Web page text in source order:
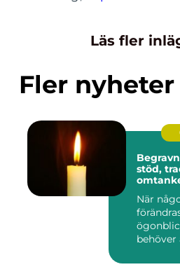
Läs fler
Fler nyheter
stöd,
När